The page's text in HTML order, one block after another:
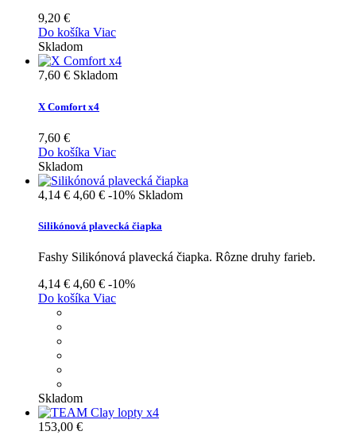
9,20 €
Do košíka Viac
Skladom
7,60 € Skladom
X Comfort x4
7,60 €
Do košíka Viac
Skladom
4,14 € 4,60 € -10% Skladom
Silikónová plavecká čiapka
Fashy Silikónová plavecká čiapka. Rôzne druhy farieb.
4,14 € 4,60 € -10%
Do košíka Viac
Skladom
153,00 €